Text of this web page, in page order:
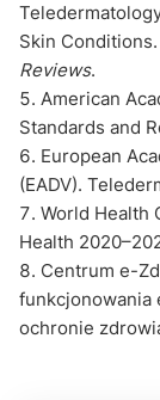
Skin Conditions.
Reviews.
American
Standards and
European
(EADV).
World Health
Health
Centrum e-
funkcjonowania
ochronie